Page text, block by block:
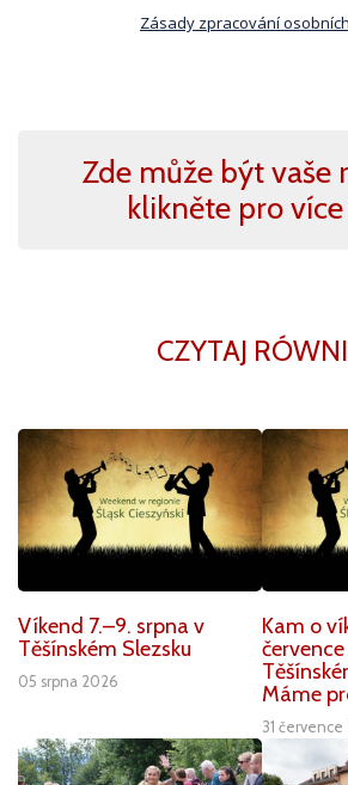
Zásady zpracování
Zde může být vaše
klikněte pro
CZYTAJ
Víkend 7.–9. srpna v
Těšínském Slezsku
05 srpna 2026
Kam o
Máme
31